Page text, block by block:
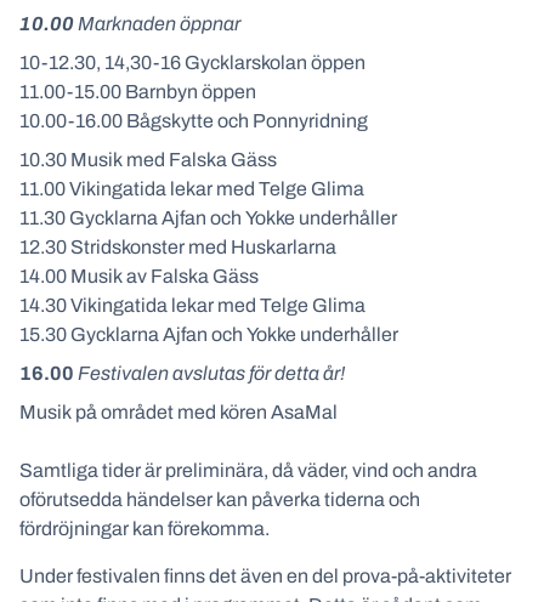
10.00 Marknaden öppnar
10-12.30, 14,30-16 Gycklarskolan öppen
11.00-15.00 Barnbyn öppen
10.00-16.00 Bågskytte och Ponnyridning
10.30 Musik med Falska Gäss
11.00 Vikingatida lekar med Telge Glima
11.30 Gycklarna Ajfan och Yokke underhåller
12.30 Stridskonster med Huskarlarna
14.00 Musik av Falska Gäss
14.30 Vikingatida lekar med Telge Glima
15.30 Gycklarna Ajfan och Yokke underhåller
16.00 Festivalen avslutas för detta år!
Musik på området med kören AsaMal
Samtliga tider är preliminära, då väder, vind och andra
oförutsedda händelser kan påverka tiderna och
fördröjningar kan förekomma.
Under festivalen finns det även en del prova-på-aktiviteter